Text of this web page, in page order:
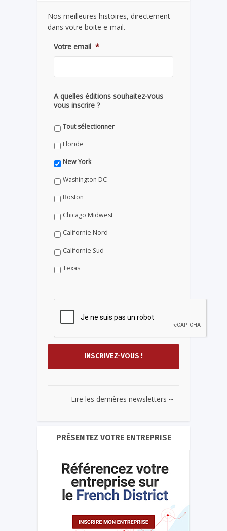
Nos meilleures histoires, directement
dans votre boite e-mail.
Votre email *
A quelles éditions souhaitez-vous
vous inscrire ?
Tout sélectionner
Floride
New York
Washington DC
Boston
Chicago Midwest
Californie Nord
Californie Sud
Texas
Lire les dernières newsletters ...
PRÉSENTEZ VOTRE ENTREPRISE